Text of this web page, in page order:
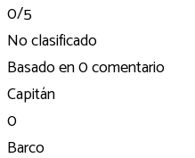
0/5
No clasificado
Basado en0 comentario
Capitán
0
Barco